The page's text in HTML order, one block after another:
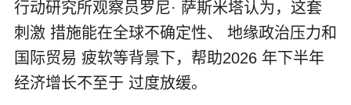
行动研究所观察员罗尼· 萨斯米塔认为，这套
刺激 措施能在全球不确定性、 地缘政治压力和
国际贸易 疲软等背景下，帮助2026 年下半年
经济增长不至于 过度放缓。